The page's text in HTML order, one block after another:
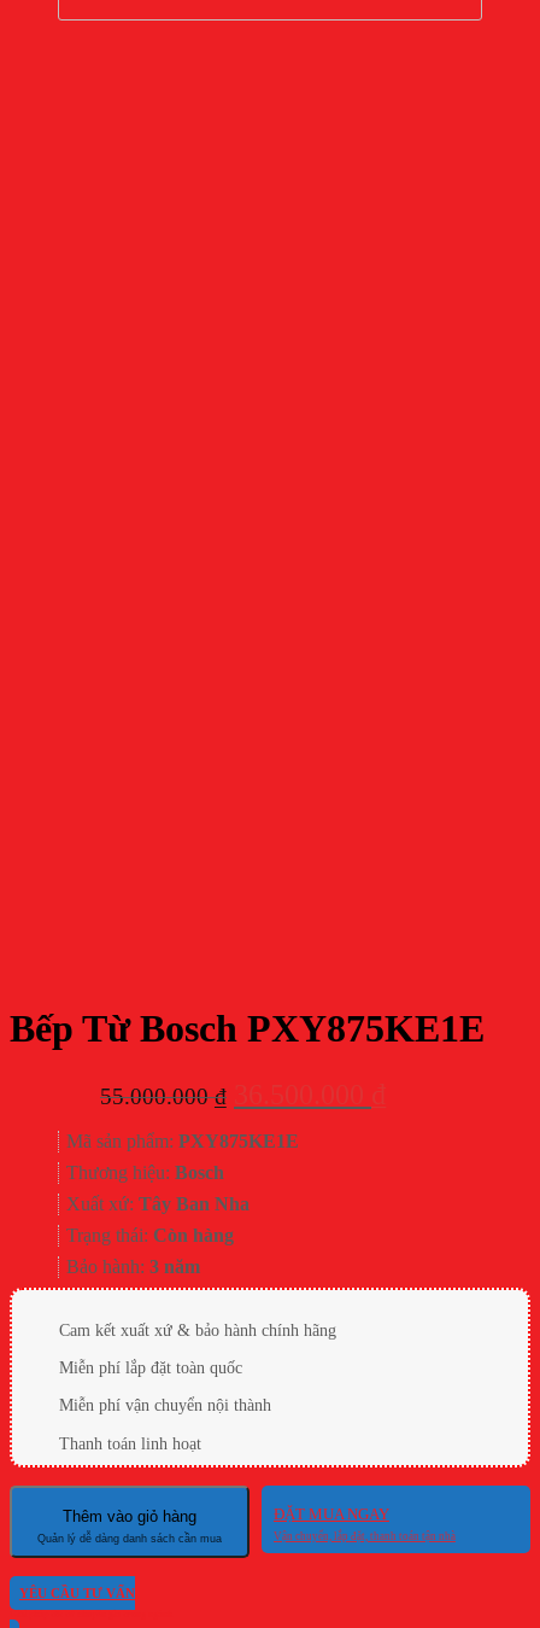
Bếp Từ Bosch PXY875KE1E
55.000.000₫
là:
Mã sản phẩm: PXY875KE1E
Thương hiệu: Bosch
Xuất xứ: Tây Ban Nha
Trạng thái: Còn hàng
Bảo hành: 3 năm
Cam kết xuất xứ & bảo hành chính hãng
Miễn phí lắp đặt toàn quốc
Miễn phí vận chuyển nội thành
Thanh toán linh hoạt
Thêm vào giỏ hàng ĐẶT MUA NGAY
YÊU CẦU TƯ VẤN